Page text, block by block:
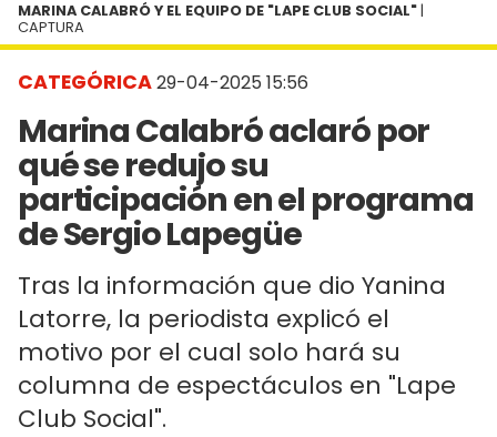
CATEGÓRICA29-04-2025 15:56
Marina Calabró aclaró por
qué se redujo su
participación en el programa
de Sergio Lapegüe
Tras la información que dio Yanina
Latorre, la periodista explicó el
motivo por el cual solo hará su
columna de espectáculos en "Lape
Club Social".
MARINA CALABRÓ Y EL EQUIPO DE "LAPE CLUB SOCIAL" |
CAPTURA